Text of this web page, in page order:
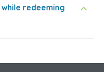
redeeming